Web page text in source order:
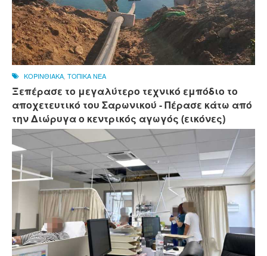
ΚΟΡΙΝΘΙΑΚΑ, ΤΟΠΙΚΑ ΝΕΑ
Ξεπέρασε το μεγαλύτερο τεχνικό εμπόδιο το
αποχετευτικό του Σαρωνικού - Πέρασε κάτω από
την Διώρυγα ο κεντρικός αγωγός (εικόνες)